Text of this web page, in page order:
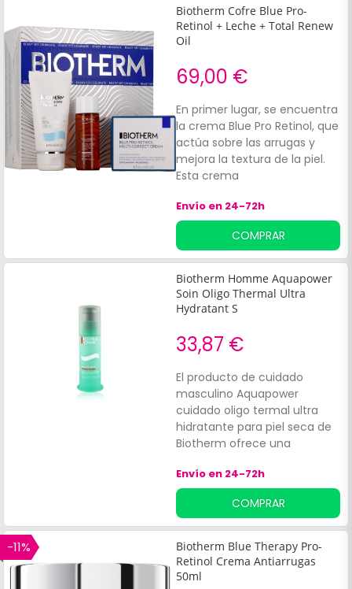
Biotherm Cofre Blue Pro-
Retinol + Leche + Total Renew
Oil
69,00 €
En primer lugar, se encuentra
la crema Blue Pro Retinol, que
actúa sobre las arrugas y
mejora la textura de la piel.
Esta crema
Envío en 24-72h
COMPRAR
Biotherm Homme Aquapower
Soin Oligo Thermal Ultra
Hydratant S
33,87 €
El producto de cuidado
masculino Aquapower
cuidado oligo termal ultra
hidratante para piel seca de
Biotherm ofrece una
confort a lo largo del día.
CARACTERÍSTICASTiene una
textura gel crema fundente.
Envío en 24-72h
COMPRAR
-11%
Biotherm Blue Therapy Pro-
Retinol Crema Antiarrugas
50ml